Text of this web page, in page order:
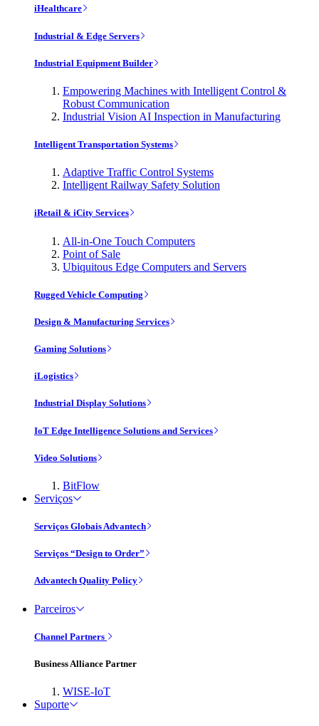
iHealthcare
Industrial & Edge Servers
Industrial Equipment Builder
Empowering Machines with Intelligent Control &
Robust Communication
Industrial Vision AI Inspection in Manufacturing
Intelligent Transportation Systems
Adaptive Traffic Control Systems
Intelligent Railway Safety Solution
iRetail & iCity Services
All-in-One Touch Computers
Point of Sale
Ubiquitous Edge Computers and Servers
Rugged Vehicle Computing
Design & Manufacturing Services
Gaming Solutions
iLogistics
Industrial Display Solutions
IoT Edge Intelligence Solutions and Services
Video Solutions
BitFlow
Serviços
Serviços Globais Advantech
Serviços “Design to Order”
Advantech Quality Policy
Parceiros
Channel Partners
Business Alliance Partner
WISE-IoT
Suporte